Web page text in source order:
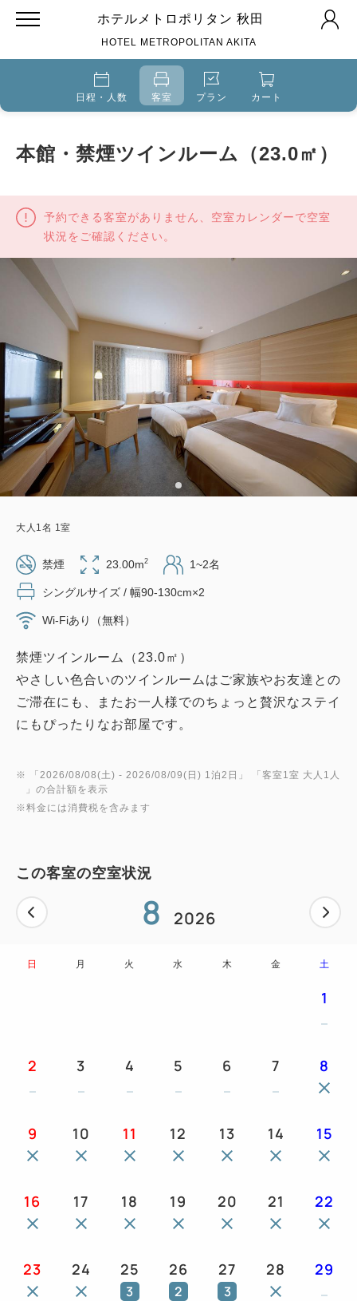
ホテルメトロポリタン 秋田
HOTEL METROPOLITAN AKITA
日程・人数 客室 プラン カート
本館・禁煙ツインルーム（23.0㎡）
予約できる客室がありません、空室カレンダーで空室
状況をご確認ください。
大人 1 名 1 室
禁煙 23.00m2 1~2名
シングルサイズ / 幅90-130cm×2
Wi-Fiあり（無料）
禁煙ツインルーム（23.0㎡）
やさしい色合いのツインルームはご家族やお友達との
ご滞在にも、またお一人様でのちょっと贅沢なステイ
にもぴったりなお部屋です。
※ 「 2026/08/08(土) - 2026/08/09(日) 1泊2日 」 「客室1室 大人1人
」の合計額を表示
※料金には消費税を含みます
この客室の空室状況
8 2026
日 月 火 水 木 金 土
1
2 3 4 5 6 7 8
9 10 11 12 13 14 15
16 17 18 19 20 21 22
23 24 25
3
26
2
27
3
28 29